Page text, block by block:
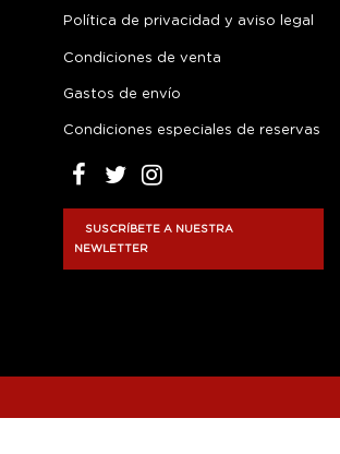
Política de privacidad y aviso legal
Condiciones de venta
Gastos de envío
Condiciones especiales de reservas
SUSCRÍBETE A NUESTRA
NEWLETTER